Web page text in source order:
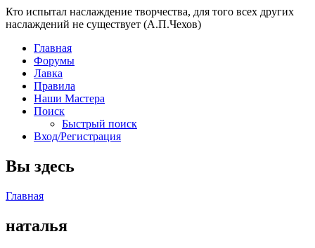
Кто испытал наслаждение творчества, для того всех других
наслаждений не существует (А.П.Чехов)
Главная
Форумы
Лавка
Правила
Наши Мастера
Поиск
Быстрый поиск
Вход/Регистрация
Вы здесь
Главная
наталья